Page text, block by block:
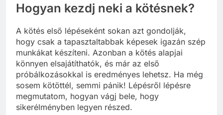
Hogyan kezdj neki a kötésnek?
A kötés első lépéseként sokan azt gondolják,
hogy csak a tapasztaltabbak képesek igazán szép
munkákat készíteni. Azonban a kötés alapjai
könnyen elsajátíthatók, és már az első
próbálkozásokkal is eredményes lehetsz. Ha még
sosem kötöttél, semmi pánik! Lépésről lépésre
megmutatom, hogyan vágj bele, hogy
sikerélményben legyen részed.